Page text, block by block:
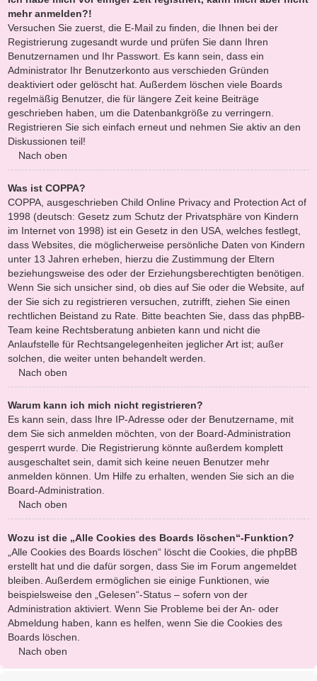
mehr anmelden?!
Versuchen Sie zuerst, die E-Mail zu finden, die Ihnen bei der
Registrierung zugesandt wurde und prüfen Sie dann Ihren
Benutzernamen und Ihr Passwort. Es kann sein, dass ein
Administrator Ihr Benutzerkonto aus verschieden Gründen
deaktiviert oder gelöscht hat. Außerdem löschen viele Boards
regelmäßig Benutzer, die für längere Zeit keine Beiträge
geschrieben haben, um die Datenbankgröße zu verringern.
Registrieren Sie sich einfach erneut und nehmen Sie aktiv an den
Diskussionen teil!
Nach oben
Was ist COPPA?
COPPA, ausgeschrieben Child Online Privacy and Protection Act of
1998 (deutsch: Gesetz zum Schutz der Privatsphäre von Kindern
im Internet von 1998) ist ein Gesetz in den USA, welches festlegt,
dass Websites, die möglicherweise persönliche Daten von Kindern
unter 13 Jahren erheben, hierzu die Zustimmung der Eltern
beziehungsweise des oder der Erziehungsberechtigten benötigen.
Wenn Sie sich unsicher sind, ob dies auf Sie oder die Website, auf
der Sie sich zu registrieren versuchen, zutrifft, ziehen Sie einen
rechtlichen Beistand zu Rate. Bitte beachten Sie, dass das phpBB-
Team keine Rechtsberatung anbieten kann und nicht die
Anlaufstelle für Rechtsangelegenheiten jeglicher Art ist; außer
solchen, die weiter unten behandelt werden.
Nach oben
Warum kann ich mich nicht registrieren?
Es kann sein, dass Ihre IP-Adresse oder der Benutzername, mit
dem Sie sich anmelden möchten, von der Board-Administration
gesperrt wurde. Die Registrierung könnte außerdem komplett
ausgeschaltet sein, damit sich keine neuen Benutzer mehr
anmelden können. Um Hilfe zu erhalten, wenden Sie sich an die
Board-Administration.
Nach oben
Wozu ist die „Alle Cookies des Boards löschen“-Funktion?
„Alle Cookies des Boards löschen“ löscht die Cookies, die phpBB
erstellt hat und die dafür sorgen, dass Sie im Forum angemeldet
bleiben. Außerdem ermöglichen sie einige Funktionen, wie
beispielsweise den „Gelesen“-Status – sofern von der
Administration aktiviert. Wenn Sie Probleme bei der An- oder
Abmeldung haben, kann es helfen, wenn Sie die Cookies des
Boards löschen.
Nach oben